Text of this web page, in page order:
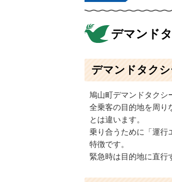
デマンド
デマンドタク
鳩山町デマンドタクシ
全乗客の目的地を周り
とは違います。
乗り合うために「運行
特徴です。
緊急時は目的地に直行